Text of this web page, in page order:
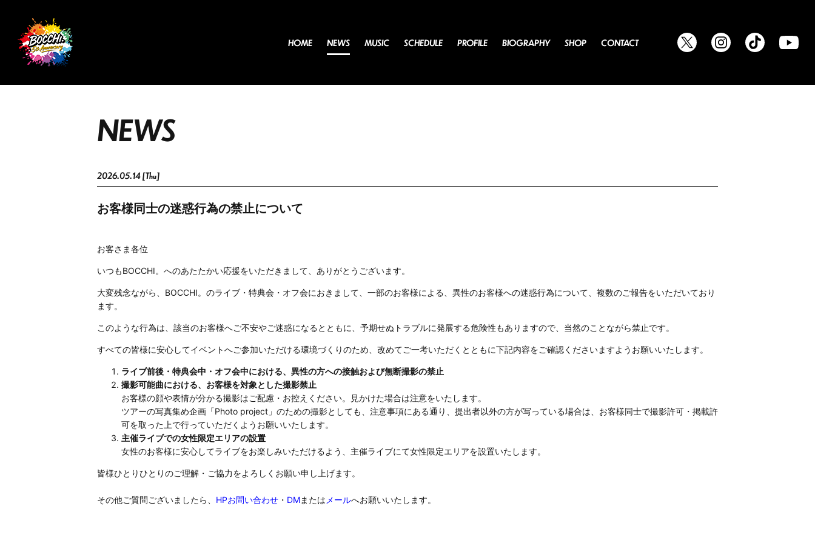
HOME NEWS MUSIC SCHEDULE PROFILE BIOGRAPHY SHOP CONTACT
NEWS
2026.05.14 [Thu]
お客様同士の迷惑行為の禁止について
お客さま各位
いつもBOCCHI。へのあたたかい応援をいただきまして、ありがとうございます。
大変残念ながら、BOCCHI。のライブ・特典会・オフ会におきまして、一部のお客様による、異性のお客様への迷惑行為について、複数のご報告をいただいており
ます。
このような行為は、該当のお客様へご不安やご迷惑になるとともに、予期せぬトラブルに発展する危険性もありますので、当然のことながら禁止です。
すべての皆様に安心してイベントへご参加いただける環境づくりのため、改めてご一考いただくとともに下記内容をご確認くださいますようお願いいたします。
ライブ前後・特典会中・オフ会中における、異性の方への接触および無断撮影の禁止
撮影可能曲における、お客様を対象とした撮影禁止
お客様の顔や表情が分かる撮影はご配慮・お控えください。見かけた場合は注意をいたします。
ツアーの写真集め企画「Photo project」のための撮影としても、注意事項にある通り、提出者以外の方が写っている場合は、お客様同士で撮影許可・掲載許
可を取った上で行っていただくようお願いいたします。
主催ライブでの女性限定エリアの設置
女性のお客様に安心してライブをお楽しみいただけるよう、主催ライブにて女性限定エリアを設置いたします。
皆様ひとりひとりのご理解・ご協力をよろしくお願い申し上げます。
その他ご質問ございましたら、 HPお問い合わせ ・ DMまたは メールへお願いいたします。